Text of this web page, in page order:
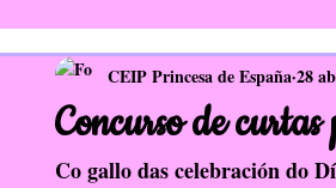
6ºEP Curso2019/2020
Música EF Inglés
Concurso de
CEIP Princesa de España28
Co gallo das celebración do